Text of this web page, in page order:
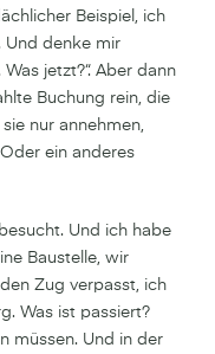
Beispiel, ich
Und denke mir
jetzt?“. Aber dann
Buchung rein, die
nur annehmen,
ein anderes
Und ich habe
Baustelle, wir
Zug verpasst, ich
Was ist passiert?
müssen. Und in der